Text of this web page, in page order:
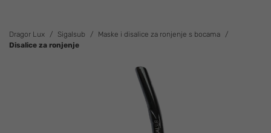
Dragor Lux Sigalsub
Maske i disalice za ronjenje s bocama
Disalice za ronjenje